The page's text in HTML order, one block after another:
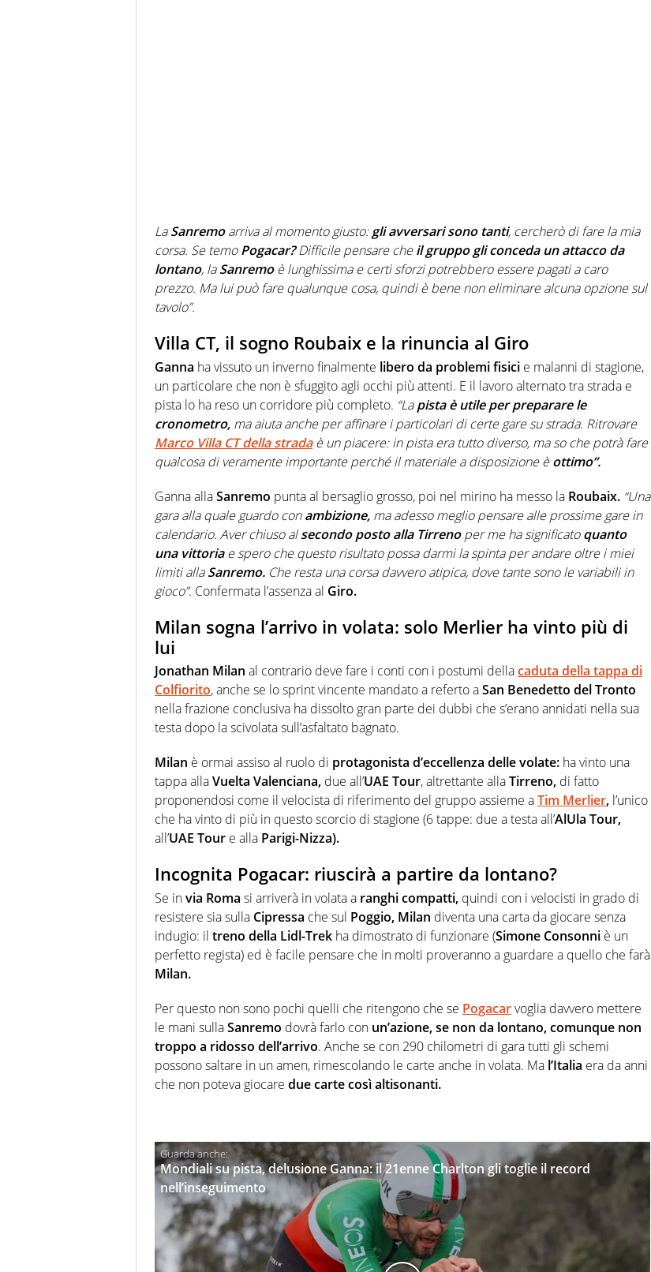
LaSanremoarriva al momento giusto:gli avversari sono tanti, cercherò di fare la mia
corsa. Se temoPogacar?Difficile pensare cheil gruppo gli conceda un attacco da
lontano, laSanremoè lunghissima e certi sforzi potrebbero essere pagati a caro
prezzo. Ma lui può fare qualunque cosa, quindi è bene non eliminare alcuna opzione sul
tavolo”.
Villa CT, il sogno Roubaix e la rinuncia al Giro
Ganna ha vissuto un inverno finalmente libero da problemi fisici e malanni di stagione,
un particolare che non è sfuggito agli occhi più attenti. E il lavoro alternato tra strada e
pista lo ha reso un corridore più completo. “Lapista è utile per preparare le
cronometro, ma aiuta anche per affinare i particolari di certe gare su strada. Ritrovare
Marco Villa CT della stradaè un piacere: in pista era tutto diverso, ma so che potrà fare
qualcosa di veramente importante perché il materiale a disposizione èottimo”.
Ganna allaSanremo punta al bersaglio grosso, poi nel mirino ha messo la Roubaix. “Una
gara alla quale guardo conambizione, ma adesso meglio pensare alle prossime gare in
calendario. Aver chiuso alsecondo posto alla Tirrenoper me ha significatoquanto
una vittoriae spero che questo risultato possa darmi la spinta per andare oltre i miei
limiti allaSanremo. Che resta una corsa davvero atipica, dove tante sono le variabili in
gioco”. Confermata l’assenza al Giro.
Milan sogna l’arrivo in volata: solo Merlier ha vinto più di
lui
Jonathan Milan al contrario deve fare i conti con i postumi dellacaduta della tappa di
Colfiorito, anche se lo sprint vincente mandato a referto aSan Benedetto del Tronto
nella frazione conclusiva ha dissolto gran parte dei dubbi che s’erano annidati nella sua
testa dopo la scivolata sull’asfaltato bagnato.
Milan è ormai assiso al ruolo di protagonista d’eccellenza delle volate: ha vinto una
tappa allaVuelta Valenciana, due all’UAE Tour, altrettante allaTirreno, di fatto
proponendosi come il velocista di riferimento del gruppo assieme aTim Merlier, l’unico
che ha vinto di più in questo scorcio di stagione (6 tappe: due a testa all’AlUla Tour,
all’UAE Tour e alla Parigi-Nizza).
Incognita Pogacar: riuscirà a partire da lontano?
Se invia Roma si arriverà in volata a ranghi compatti, quindi con i velocisti in grado di
resistere sia sulla Cipressa che sul Poggio, Milan diventa una carta da giocare senza
indugio: il treno della Lidl-Trek ha dimostrato di funzionare (Simone Consonni è un
perfetto regista) ed è facile pensare che in molti proveranno a guardare a quello che farà
Milan.
Per questo non sono pochi quelli che ritengono che se Pogacarvoglia davvero mettere
le mani sullaSanremo dovrà farlo con un’azione, se non da lontano, comunque non
troppo a ridosso dell’arrivo. Anche se con 290 chilometri di gara tutti gli schemi
possono saltare in un amen, rimescolando le carte anche in volata. Ma l’Italia era da anni
che non poteva giocare due carte così altisonanti.
Mondiali su pista, delusione Ganna: il 21enne Charlton gli toglie il record
nell’inseguimento